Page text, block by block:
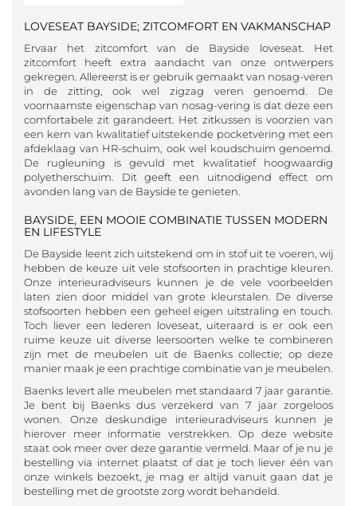
LOVESEAT BAYSIDE; ZITCOMFORT EN VAKMANSCHAP
Ervaar het zitcomfort van de Bayside loveseat. Het
zitcomfort heeft extra aandacht van onze ontwerpers
gekregen. Allereerst is er gebruik gemaakt van nosag-veren
in de zitting, ook wel zigzag veren genoemd. De
voornaamste eigenschap van nosag-vering is dat deze een
comfortabele zit garandeert. Het zitkussen is voorzien van
een kern van kwalitatief uitstekende pocketvering met een
afdeklaag van HR-schuim, ook wel koudschuim genoemd.
De rugleuning is gevuld met kwalitatief hoogwaardig
polyetherschuim. Dit geeft een uitnodigend effect om
avonden lang van de Bayside te genieten.
BAYSIDE, EEN MOOIE COMBINATIE TUSSEN MODERN
EN LIFESTYLE
De Bayside leent zich uitstekend om in stof uit te voeren, wij
hebben de keuze uit vele stofsoorten in prachtige kleuren.
Onze interieuradviseurs kunnen je de vele voorbeelden
laten zien door middel van grote kleurstalen. De diverse
stofsoorten hebben een geheel eigen uitstraling en touch.
Toch liever een lederen loveseat, uiteraard is er ook een
ruime keuze uit diverse leersoorten welke te combineren
zijn met de meubelen uit de Baenks collectie; op deze
manier maak je een prachtige combinatie van je meubelen.
Baenks levert alle meubelen met standaard 7 jaar garantie.
Je bent bij Baenks dus verzekerd van 7 jaar zorgeloos
wonen. Onze deskundige interieuradviseurs kunnen je
hierover meer informatie verstrekken. Op deze website
staat ook meer over deze garantie vermeld. Maar of je nu je
bestelling via internet plaatst of dat je toch liever één van
onze winkels bezoekt, je mag er altijd vanuit gaan dat je
bestelling met de grootste zorg wordt behandeld.